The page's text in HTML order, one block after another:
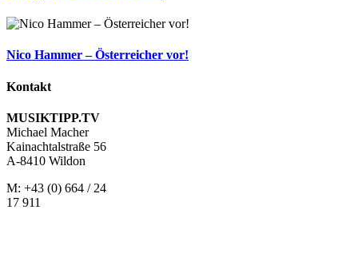
Nico Hammer – Österreicher vor!
Kontakt
MUSIKTIPP.TV
Michael Macher
Kainachtalstraße 56
A-8410 Wildon
M: +43 (0) 664 / 24
17 911